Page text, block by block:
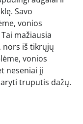
Savo
vonios
mažiausia
nors iš tikrųjų
vonios
neseniai jį
truputis dažų.